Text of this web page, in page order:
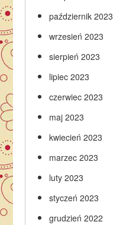
październik 2023
wrzesień 2023
sierpień 2023
lipiec 2023
czerwiec 2023
maj 2023
kwiecień 2023
marzec 2023
luty 2023
styczeń 2023
grudzień 2022